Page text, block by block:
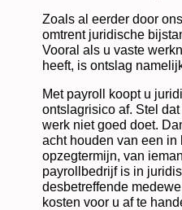
Zoals al eerder door
omtrent juridische
Vooral als u vaste
heeft, is ontslag
Met payroll koopt u
ontslagrisico af. Stel
werk niet goed doet.
acht houden van een
opzegtermijn, van
payrollbedrijf is in
desbetreffende
kosten voor u af te